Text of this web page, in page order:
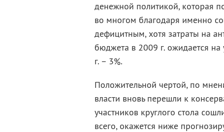
денежной политикой, которая
во многом благодаря именно
дефицитным, хотя затраты на
бюджета в 2009 г. ожидается на
г. – 3%.
Положительной чертой, по
власти вновь перешли к
участников круглого стола
всего, окажется ниже